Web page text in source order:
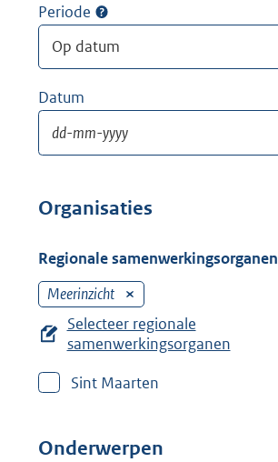
Periode
Datum
Organisaties
Regionale samenwerkingsorganen
Meerinzicht
e
r
i
d
Selecteer regionale
samenwerkingsorganen
Sint Maarten
Onderwerpen